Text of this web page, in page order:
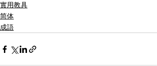
實用教具
简体
成語